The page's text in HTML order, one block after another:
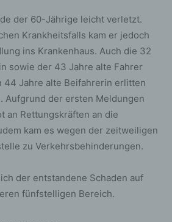
der 60-Jährige leicht verletzt.
Krankheitsfalls kam er jedoch
ins Krankenhaus. Auch die 32
sowie der 43 Jahre alte Fahrer
44 Jahre alte Beifahrerin erlitten
Aufgrund der ersten Meldungen
an Rettungskräften an die
kam es wegen der zeitweiligen
zu Verkehrsbehinderungen.
der entstandene Schaden auf
fünfstelligen Bereich.